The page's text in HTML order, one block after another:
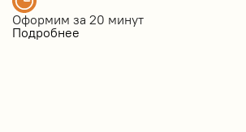
Оформим за 20 минут
Подробнее